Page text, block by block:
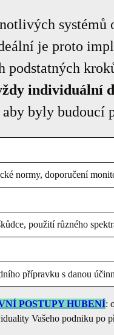
je proto
podstatných
individuální
byly budoucí
normy, doporučení
použití různého
přípravku s danou
POSTUPY HUBENÍ:
Vašeho podniku po